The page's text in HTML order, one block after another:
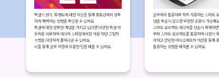
픽셀의 밝기, 투명도에 대한 학습을 통해 포토샵에서 정확
하게 채색하는 방법을 확인할 수 있어요.
픽셀에 대한 정확한 개념을 가지고 있다면 다양한 픽셀 아
트웍을 비롯하여 레이어 스타일에서만 사용 하던 그림자
기법을 다양하게 풀어나갈 수 있어요.
이를 통해 실무 작업에 유용한 팁을 배울 수 있어요.
실무에서 활용하며 자주 사용하는 스마트
념을 확실히 잡으면 무한한 응용이 가능해
스마트 오브젝트 레이어를 단순히 복제하
부터 스마트 오브젝트를 활용하여 나만의
작하고 간단한 아이소메트릭 액션을 통해
활용하는 방법을 배워볼 수 있어요.